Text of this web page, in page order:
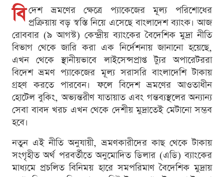
বি দেশ ভ্রমণের ক্ষেত্রে প্যাকেজের মূল্য পরিশোধের
প্রক্রিয়ায় বড় স্বস্তি নিয়ে এসেছে বাংলাদেশ ব্যাংক। আজ
রোববার (৯ আগস্ট) কেন্দ্রীয় ব্যাংকের বৈদেশিক মুদ্রা নীতি
বিভাগ থেকে জারি করা এক নির্দেশনায় জানানো হয়েছে,
এখন থেকে স্থানীয়ভাবে লাইসেন্সপ্রাপ্ত ট্যুর অপারেটররা
বিদেশ ভ্রমণ প্যাকেজের মূল্য সরাসরি বাংলাদেশি টাকায়
গ্রহণ করতে পারবেন। ফলে বিদেশ ভ্রমণের আওতাধীন
হোটেল বুকিং, অভ্যন্তরীণ যাতায়াত এবং গন্তব্যস্থলের অন্যান্য
সেবা বাবদ খরচ এখন থেকে দেশীয় মুদ্রাতেই মেটানো সম্ভব
হবে।
নতুন এই নীতি অনুযায়ী, ভ্রমণকারীদের কাছ থেকে টাকায়
সংগৃহীত অর্থ পরবর্তীতে অনুমোদিত ডিলার (এডি) ব্যাংকের
মাধ্যমে প্রচলিত বিনিময় হারে সমপরিমাণ বৈদেশিক মুদ্রায়